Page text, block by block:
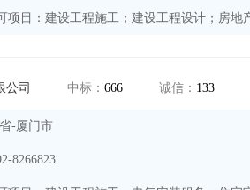
公司 中标： 666 诚信： 133
-厦门市
8266823